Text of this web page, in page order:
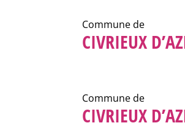
Commune de
CIVRIEUX
Commune de
CIVRIEUX